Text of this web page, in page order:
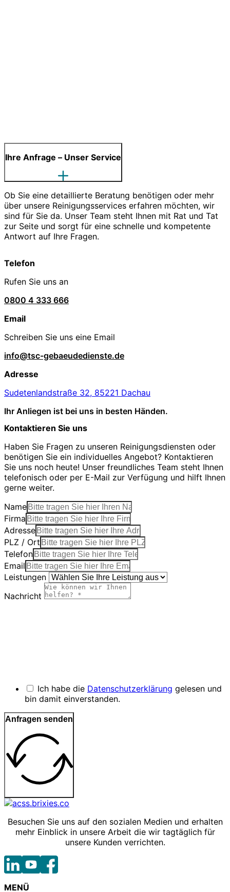
Ihre Anfrage – Unser Service
Ob Sie eine detaillierte Beratung benötigen oder mehr
über unsere Reinigungsservices erfahren möchten, wir
sind für Sie da. Unser Team steht Ihnen mit Rat und Tat
zur Seite und sorgt für eine schnelle und kompetente
Antwort auf Ihre Fragen.
Telefon
Rufen Sie uns an
0800 4 333 666
Email
Schreiben Sie uns eine Email
info@tsc-gebaeudedienste.de
Adresse
Sudetenlandstraße 32, 85221 Dachau
Ihr Anliegen ist bei uns in besten Händen.
Kontaktieren Sie uns
Haben Sie Fragen zu unseren Reinigungsdiensten oder
benötigen Sie ein individuelles Angebot? Kontaktieren
Sie uns noch heute! Unser freundliches Team steht Ihnen
telefonisch oder per E-Mail zur Verfügung und hilft Ihnen
gerne weiter.
Name
Firma
Adresse
PLZ / Ort
Telefon
Email
Leistungen
Nachricht
Ich habe die Datenschutzerklärung gelesen und
bin damit einverstanden.
Anfragen senden
Besuchen Sie uns auf den sozialen Medien und erhalten
mehr Einblick in unsere Arbeit die wir tagtäglich für
unsere Kunden verrichten.
MENÜ